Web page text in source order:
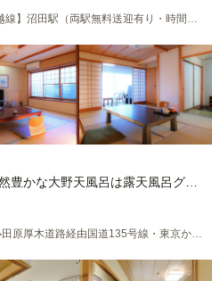
能できます。 肌触りがやわらか
をかけ流した内風呂と庭園露天風
自家農園で採れる旬の新鮮野菜を
魅せるこの時をお愉しみくださ
線】沼田駅（両駅無料送迎有り・時間指
豊かな大野天風呂は露天風呂グラ
】
原厚木道路経由国道135号線・東京から